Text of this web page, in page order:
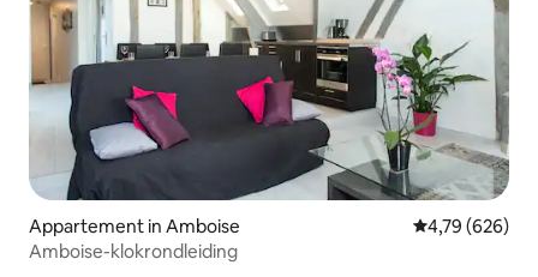
Appartement in Amboise Gemiddelde
4,79 (626)
Amboise-klokrondleiding